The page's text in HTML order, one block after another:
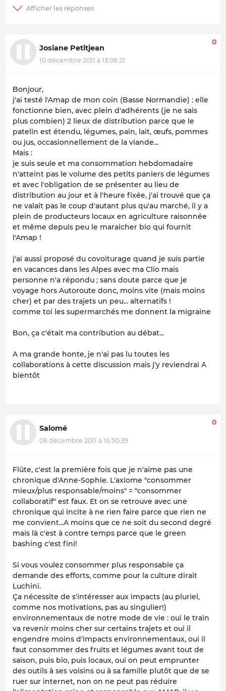
Josiane Petitjean
10 décembre 2011 à 13:06:21
0
Bonjour,
j'ai testé l'Amap de mon coin (Basse Normandie) : elle
fonctionne bien, avec plein d'adhérents (je ne sais
plus combien) 2 lieux de distribution parce que le
patelin est étendu, légumes, pain, lait, œufs, pommes
ou jus, occasionnellement de la viande...
Mais :
je suis seule et ma consommation hebdomadaire
n'atteint pas le volume des petits paniers de légumes
et avec l'obligation de se présenter au lieu de
distribution au jour et à l'heure fixée, j'ai trouvé que ça
ne valait pas le coup d'autant plus qu'au marché, il y a
plein de producteurs locaux en agriculture raisonnée
et même depuis peu le maraicher bio qui fournit
l'Amap !
j'ai aussi proposé du covoiturage quand je suis partie
en vacances dans les Alpes avec ma Clio mais
personne n'a répondu ; sans doute parce que je
voyage hors Autoroute donc, moins vite (mais moins
cher) et par des trajets un peu... alternatifs !
comme toi les supermarchés me donnent la migraine
Bon, ça c'était ma contribution au débat...
A ma grande honte, je n'ai pas lu toutes les
collaborations à cette discussion mais j'y reviendrai A
bientôt
Salomé
06 décembre 2011 à 16:50:39
0
Flûte, c'est la première fois que je n'aime pas une
chronique d'Anne-Sophie. L'axiome "consommer
mieux/plus responsable/moins" = "consommer
collaboratif" est faux. Et on se retrouve avec une
chronique qui incite à ne rien faire parce que rien ne
me convient...A moins que ce ne soit du second degré
mais là c'est à contre temps parce que le green
bashing c'est fini!
Si vous voulez consommer plus responsable ça
demande des efforts, comme pour la culture dirait
Luchini.
Ça nécessite de s'intéresser aux impacts (au pluriel,
comme nos motivations, pas au singulier!)
environnementaux de notre mode de vie : oui le train
va revenir moins cher sur certains trajets et oui il
engendre moins d'impacts environnementaux, oui il
faut consommer des fruits et légumes avant tout de
saison, puis bio, puis locaux, oui on peut emprunter
des outils à ses voisins ou à sa famille plutôt que de se
ruer sur internet, non on ne peut pas réduire